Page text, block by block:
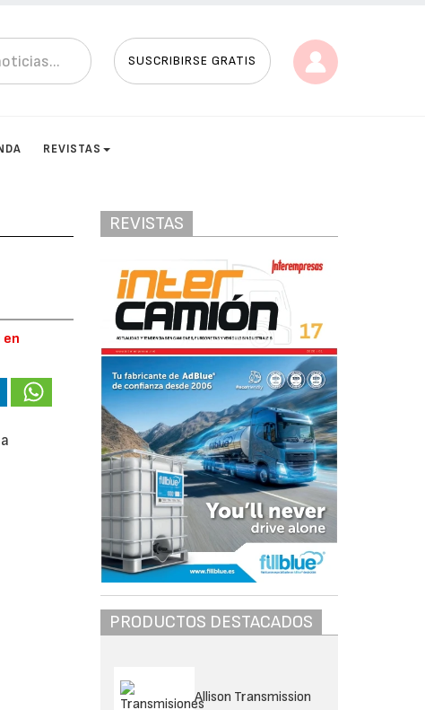
SUSCRIBIRSE GRATIS
REVISTAS
REVISTAS
PRODUCTOS DESTACADOS
Allison Transmission